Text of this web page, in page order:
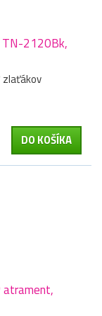
TN-2120Bk,
zlaťákov
DO KOŠÍKA
atrament,